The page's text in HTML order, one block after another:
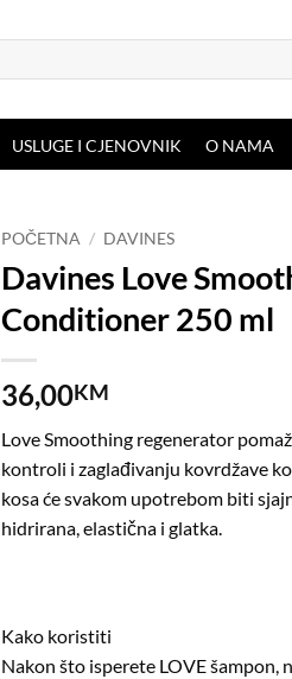
USLUGE I CJENOVNIK O NAMA
POČETNA / DAVINES
Davines Love
Conditioner 250 ml
36,00KM
Love Smoothing regenerator
kontroli i zaglađivanju kovrdžave
kosa će svakom upotrebom biti
hidrirana, elastična i glatka.
Kako koristiti
Nakon što isperete LOVE šampon,